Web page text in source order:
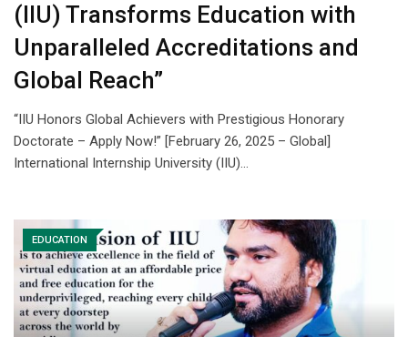
(IIU) Transforms Education with
Unparalleled Accreditations and
Global Reach”
“IIU Honors Global Achievers with Prestigious Honorary
Doctorate – Apply Now!” [February 26, 2025 – Global]
International Internship University (IIU)…
EDUCATION